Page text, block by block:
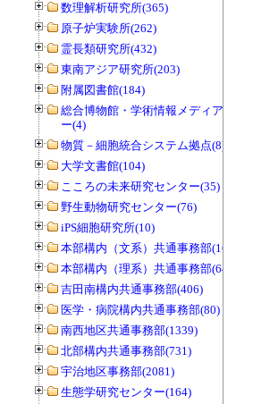
数理解析研究所(365)
原子炉実験所(262)
霊長類研究所(432)
東南アジア研究所(203)
附属図書館(184)
総合博物館・学術情報メディアセンタ
ー(4)
物質－細胞統合システム拠点(8)
大学文書館(104)
こころの未来研究センター(35)
野生動物研究センター(76)
iPS細胞研究所(10)
本部構内（文系）共通事務部(165)
本部構内（理系）共通事務部(646)
吉田南構内共通事務部(406)
医学・病院構内共通事務部(80)
南西地区共通事務部(1339)
北部構内共通事務部(731)
宇治地区事務部(2081)
生態学研究センター(164)